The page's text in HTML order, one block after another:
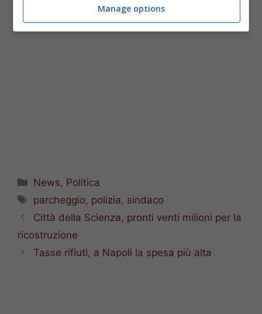
Categorie
News, Politica
Tag
parcheggio, polizia, sindaco
Città della Scienza, pronti venti milioni per la
ricostruzione
Tasse rifiuti, a Napoli la spesa più alta
Manage options